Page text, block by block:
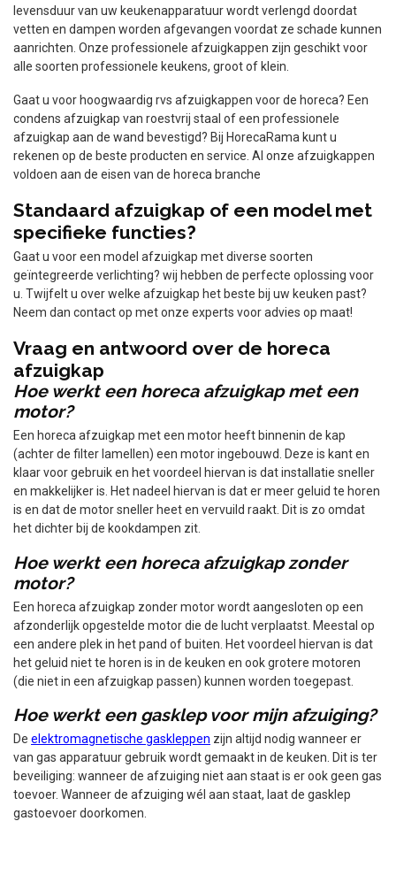
levensduur van uw keukenapparatuur wordt verlengd doordat
vetten en dampen worden afgevangen voordat ze schade kunnen
aanrichten. Onze professionele afzuigkappen zijn geschikt voor
alle soorten professionele keukens, groot of klein.
Gaat u voor hoogwaardig rvs afzuigkappen voor de horeca? Een
condens afzuigkap van roestvrij staal of een professionele
afzuigkap aan de wand bevestigd? Bij HorecaRama kunt u
rekenen op de beste producten en service. Al onze afzuigkappen
voldoen aan de eisen van de horeca branche
Standaard afzuigkap of een model met
specifieke functies?
Gaat u voor een model afzuigkap met diverse soorten
geïntegreerde verlichting? wij hebben de perfecte oplossing voor
u. Twijfelt u over welke afzuigkap het beste bij uw keuken past?
Neem dan contact op met onze experts voor advies op maat!
Vraag en antwoord over de horeca
afzuigkap
Hoe werkt een horeca afzuigkap met een
motor?
Een horeca afzuigkap met een motor heeft binnenin de kap
(achter de filter lamellen) een motor ingebouwd. Deze is kant en
klaar voor gebruik en het voordeel hiervan is dat installatie sneller
en makkelijker is. Het nadeel hiervan is dat er meer geluid te horen
is en dat de motor sneller heet en vervuild raakt. Dit is zo omdat
het dichter bij de kookdampen zit.
Hoe werkt een horeca afzuigkap zonder
motor?
Een horeca afzuigkap zonder motor wordt aangesloten op een
afzonderlijk opgestelde motor die de lucht verplaatst. Meestal op
een andere plek in het pand of buiten. Het voordeel hiervan is dat
het geluid niet te horen is in de keuken en ook grotere motoren
(die niet in een afzuigkap passen) kunnen worden toegepast.
Hoe werkt een gasklep voor mijn afzuiging?
De elektromagnetische gaskleppen zijn altijd nodig wanneer er
van gas apparatuur gebruik wordt gemaakt in de keuken. Dit is ter
beveiliging: wanneer de afzuiging niet aan staat is er ook geen gas
toevoer. Wanneer de afzuiging wél aan staat, laat de gasklep
gastoevoer doorkomen.